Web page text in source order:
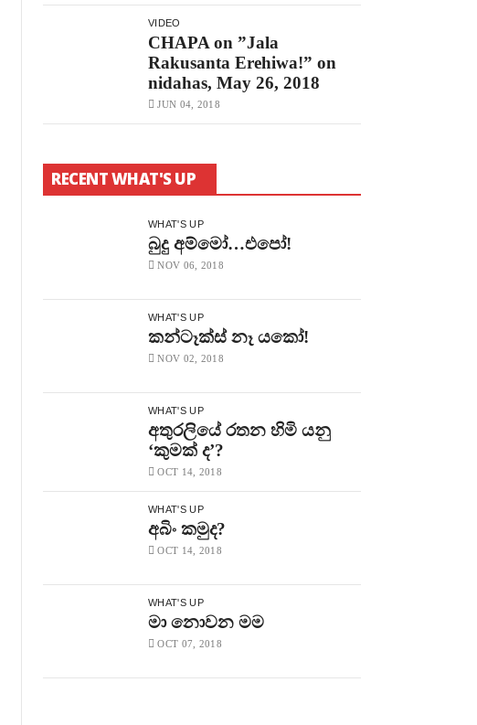
VIDEO
CHAPA on ”Jala
Rakusanta Erehiwa!” on
nidahas, May 26, 2018
JUN 04, 2018
RECENT WHAT'S UP
WHAT'S UP
බුදු අම්මෝ…එපෝ!
NOV 06, 2018
WHAT'S UP
කන්ටෑක්ස් නෑ යකෝ!
NOV 02, 2018
WHAT'S UP
අතුරලියේ රතන හිමි යනු
‘කුමක් ද’?
OCT 14, 2018
WHAT'S UP
අබිං කමුද?
OCT 14, 2018
WHAT'S UP
මා නොවන මම
OCT 07, 2018